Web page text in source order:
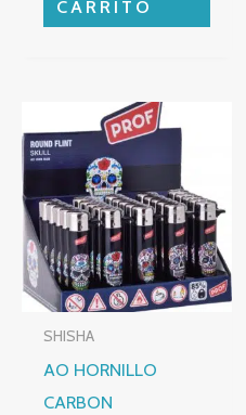
CARRITO
SHISHA
AO HORNILLO
CARBON